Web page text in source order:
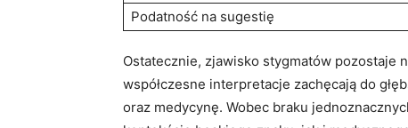
Podatność na sugestię
Ostatecznie, zjawisko stygmatów ⁣pozostaje
współczesne interpretacje zachęcają do
oraz medycynę.⁣ Wobec braku